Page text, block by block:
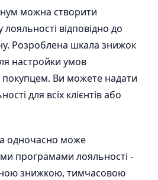
можна створити
відповідно до
Розроблена шкала знижок
настройки умов
Ви можете надати
для всіх клієнтів або
одночасно може
програмами лояльності -
знижкою, тимчасовою